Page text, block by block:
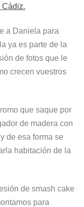
Cádiz.
a Daniela para
ya es parte de la
de fotos que le
crecen vuestros
que saque por
de madera con
de esa forma se
habitación de la
de smash cake
para